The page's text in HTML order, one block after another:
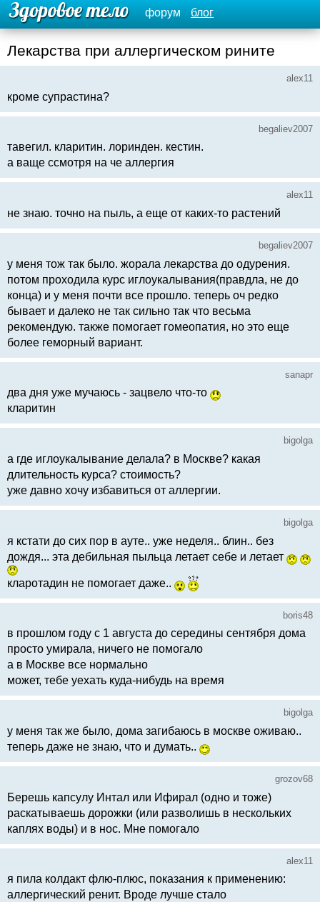
форум блог
Лекарства при аллергическом рините
alex11
кроме супрастина?
begaliev2007
тавегил. кларитин. лоринден. кестин.
а ваще ссмотря на че аллергия
alex11
не знаю. точно на пыль, а еще от каких-то растений
begaliev2007
у меня тож так было. жорала лекарства до одурения.
потом проходила курс иглоукалывания(правдла, не до
конца) и у меня почти все прошло. теперь оч редко
бывает и далеко не так сильно так что весьма
рекомендую. также помогает гомеопатия, но это еще
более геморный вариант.
sanapr
два дня уже мучаюсь - зацвело что-то
кларитин
bigolga
а где иглоукалывание делала? в Москве? какая
длительность курса? стоимость?
уже давно хочу избавиться от аллергии.
bigolga
я кстати до сих пор в ауте.. уже неделя.. блин.. без
дождя... эта дебильная пыльца летает себе и летает
кларотадин не помогает даже..
boris48
в прошлом году с 1 августа до середины сентября дома
просто умирала, ничего не помогало
а в Москве все нормально
может, тебе уехать куда-нибудь на время
bigolga
у меня так же было, дома загибаюсь в москве оживаю..
теперь даже не знаю, что и думать..
grozov68
Берешь капсулу Интал или Ифирал (одно и тоже)
раскатываешь дорожки (или разволишь в нескольких
каплях воды) и в нос. Мне помогало
alex11
я пила колдакт флю-плюс, показания к применению:
аллергический ренит. Вроде лучше стало